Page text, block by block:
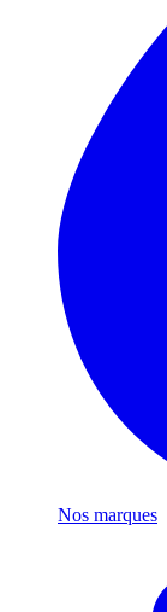
Nos marques